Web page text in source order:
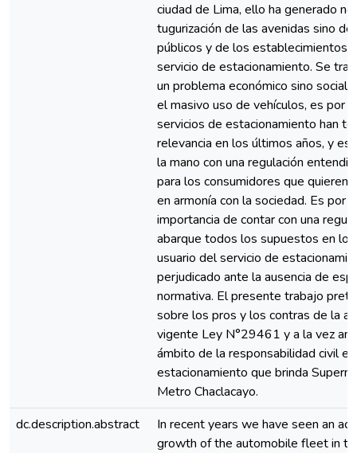
ciudad de Lima, ello ha generado
tugurización de las avenidas sino
públicos y de los establecimientos
servicio de estacionamiento. Se
un problema económico sino social
el masivo uso de vehículos, es por
servicios de estacionamiento han
relevancia en los últimos años, y
la mano con una regulación
para los consumidores que quieren
en armonía con la sociedad. Es por
importancia de contar con una
abarque todos los supuestos en
usuario del servicio de
perjudicado ante la ausencia de
normativa. El presente trabajo
sobre los pros y los contras de la
vigente Ley N°29461 y a la vez
ámbito de la responsabilidad civil
estacionamiento que brinda
Metro Chaclacayo.
dc.description.abstract
In recent years we have seen an
growth of the automobile fleet in